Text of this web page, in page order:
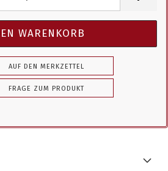
AUF DEN MERKZETTEL
FRAGE ZUM PRODUKT